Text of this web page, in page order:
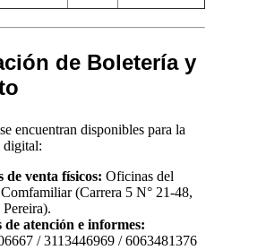
de Boletería y
encuentran disponibles para la
digital:
de venta físicos: Oficinas del
(Carrera 5 N° 21-48,
de atención e informes:
/ 3113446969 / 6063481376